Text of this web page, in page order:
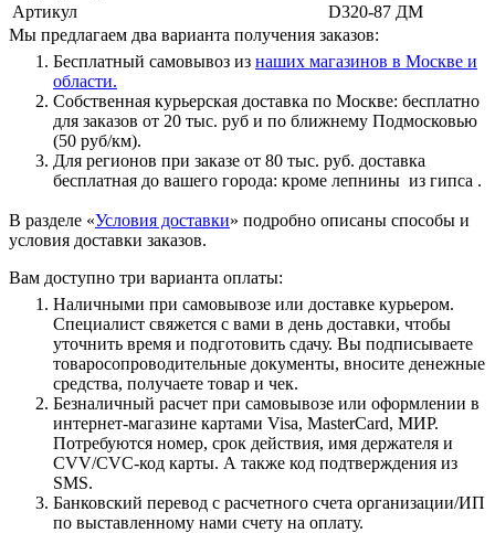
Артикул
D320-87 ДМ
Мы предлагаем два варианта получения заказов:
Бесплатный самовывоз из наших магазинов в Москве и
области.
Собственная курьерская доставка по Москве: бесплатно
для заказов от 20 тыс. руб и по ближнему Подмосковью
(50 руб/км).
Для регионов при заказе от 80 тыс. руб. доставка
бесплатная до вашего города: кроме лепнины из гипса .
В разделе «Условия доставки» подробно описаны способы и
условия доставки заказов.
Вам доступно три варианта оплаты:
Наличными при самовывозе или доставке курьером.
Специалист свяжется с вами в день доставки, чтобы
уточнить время и подготовить сдачу. Вы подписываете
товаросопроводительные документы, вносите денежные
средства, получаете товар и чек.
Безналичный расчет при самовывозе или оформлении в
интернет-магазине картами Visa, MasterCard, МИР.
Потребуются номер, срок действия, имя держателя и
CVV/CVC-код карты. А также код подтверждения из
SMS.
Банковский перевод с расчетного счета организации/ИП
по выставленному нами счету на оплату.